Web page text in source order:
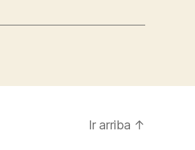
Ir arriba ↑